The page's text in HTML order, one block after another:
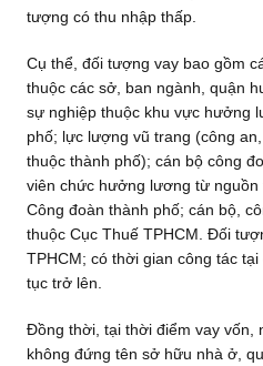
tượng có thu nhập thấp.
Cụ thể, đối tượng vay bao gồm
thuộc các sở, ban ngành, quận
sự nghiệp thuộc khu vực hưởng
phố; lực lượng vũ trang (công
thuộc thành phố); cán bộ công
viên chức hưởng lương từ nguồn
Công đoàn thành phố; cán bộ,
thuộc Cục Thuế TPHCM. Đối
TPHCM; có thời gian công tác
tục trở lên.
Đồng thời, tại thời điểm vay vốn,
không đứng tên sở hữu nhà ở,